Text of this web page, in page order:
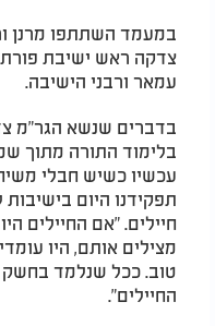
במעמד השתתפו מרנן
צדקה ראש ישיבת
עמאר ורבני הישיבה.
בדברים שנשא הגר"מ
בלימוד התורה מתוך
עכשיו כשיש חבלי
תפקידנו היום
חיילים. "אם החיילים
מצילים אותם, היו
טוב. ככל שנלמד בחשק
החיילים".